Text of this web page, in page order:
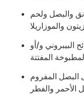
والبصل ولحم
البيبروني و/أو
البصل المفروم